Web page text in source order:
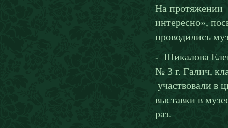
На протяжении
интересно»,
проводились
- Шикалова
№ 3 г. Галич,
участвовали в
выставки в
раз.